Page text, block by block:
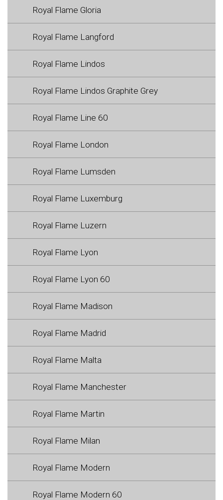
Royal Flame Gloria
Royal Flame Langford
Royal Flame Lindos
Royal Flame Lindos Graphite Grey
Royal Flame Line 60
Royal Flame London
Royal Flame Lumsden
Royal Flame Luxemburg
Royal Flame Luzern
Royal Flame Lyon
Royal Flame Lyon 60
Royal Flame Madison
Royal Flame Madrid
Royal Flame Malta
Royal Flame Manchester
Royal Flame Martin
Royal Flame Milan
Royal Flame Modern
Royal Flame Modern 60